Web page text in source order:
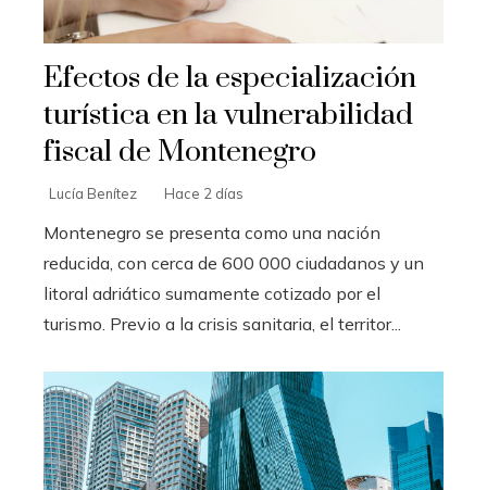
Efectos de la especialización
turística en la vulnerabilidad
fiscal de Montenegro
Lucía Benítez Hace 2 días
Montenegro se presenta como una nación
reducida, con cerca de 600 000 ciudadanos y un
litoral adriático sumamente cotizado por el
turismo. Previo a la crisis sanitaria, el territor...